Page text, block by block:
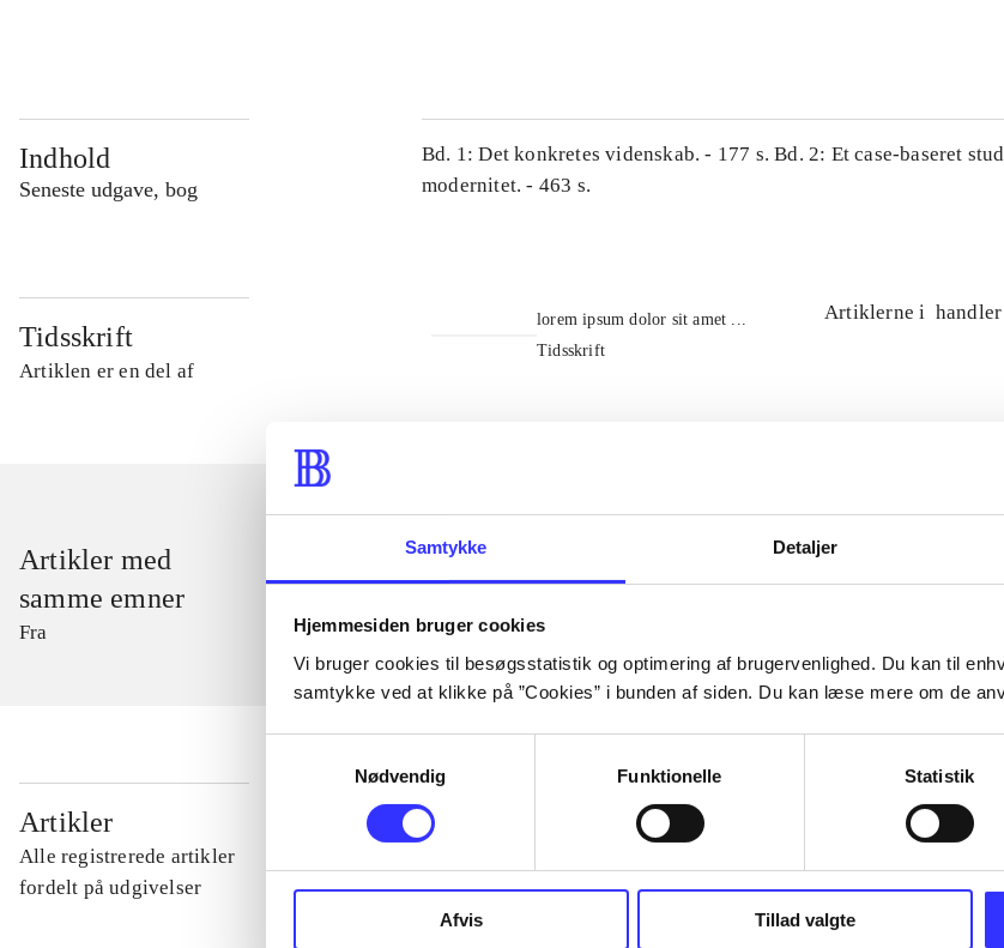
Samtykke Detaljer
Hjemmesiden bruger cookies
Vi bruger cookies til besøgsstatistik og optimering af brugervenlighed. Du kan til
samtykke ved at klikke på ”Cookies” i bunden af siden. Du kan læse mere om de
Nødvendig
Funktionelle Statistik
Afvis Tillad valgte
Indhold
Seneste udgave, bog
Bd. 1: Det konkretes videnskab. - 177 s. Bd. 2: Et case-baseret
modernitet. - 463 s.
Tidsskrift
Artiklen er en del af
lorem ipsum dolor sit amet ...
Tidsskrift
Artiklerne i
Artikler med
samme emner
Fra
Artikler
Alle registrerede artikler
fordelt på udgivelser
...